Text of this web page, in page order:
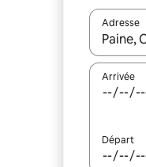
Adresse
Arrivée
Départ